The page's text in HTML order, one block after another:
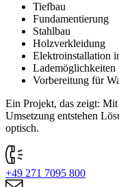
Tiefbau
Fundamentierung
Stahlbau
Holzverkleidung
Elektroinstallation
Vorbereitung für
Ein Projekt, das zeigt:
Umsetzung entstehen
optisch.
+49 271 7095 800